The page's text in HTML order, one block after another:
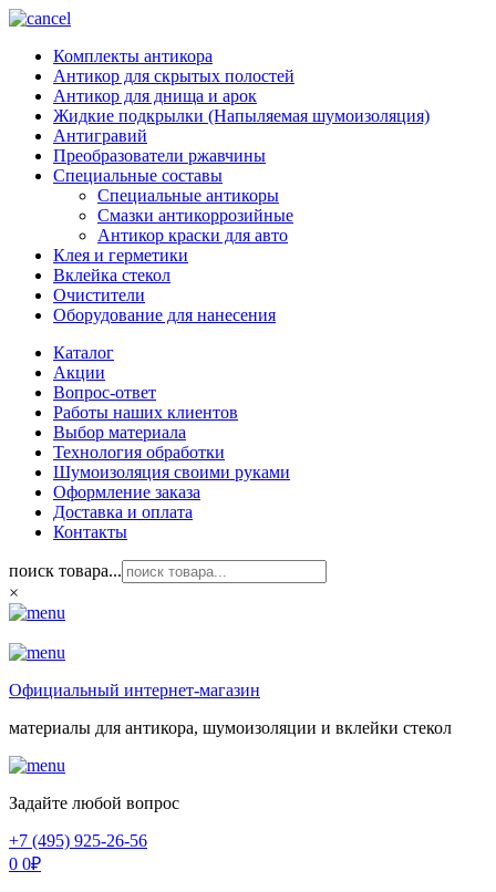
Комплекты антикора
Антикор для скрытых полостей
Антикор для днища и арок
Жидкие подкрылки (Напыляемая шумоизоляция)
Антигравий
Преобразователи ржавчины
Специальные составы
Специальные антикоры
Смазки антикоррозийные
Антикор краски для авто
Клея и герметики
Вклейка стекол
Очистители
Оборудование для нанесения
Каталог
Акции
Вопрос-ответ
Работы наших клиентов
Выбор материала
Технология обработки
Шумоизоляция своими руками
Оформление заказа
Доставка и оплата
Контакты
поиск товара...
×
Официальный интернет-магазин
материалы для антикора, шумоизоляции и вклейки стекол
Задайте любой вопрос
+7 (495) 925-26-56
0 0₽